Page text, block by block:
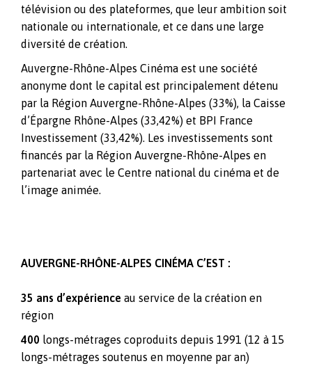
télévision ou des plateformes, que leur ambition soit
nationale ou internationale, et ce dans une large
diversité de création.
Auvergne-Rhône-Alpes Cinéma est une société
anonyme dont le capital est principalement détenu
par la Région Auvergne-Rhône-Alpes (33%), la Caisse
d’Épargne Rhône-Alpes (33,42%) et BPI France
Investissement (33,42%). Les investissements sont
financés par la Région Auvergne-Rhône-Alpes en
partenariat avec le Centre national du cinéma et de
l’image animée.
AUVERGNE-RHÔNE-ALPES CINÉMA C’EST :
35 ans d’expérience au service de la création en
région
400 longs-métrages coproduits depuis 1991 (12 à 15
longs-métrages soutenus en moyenne par an)